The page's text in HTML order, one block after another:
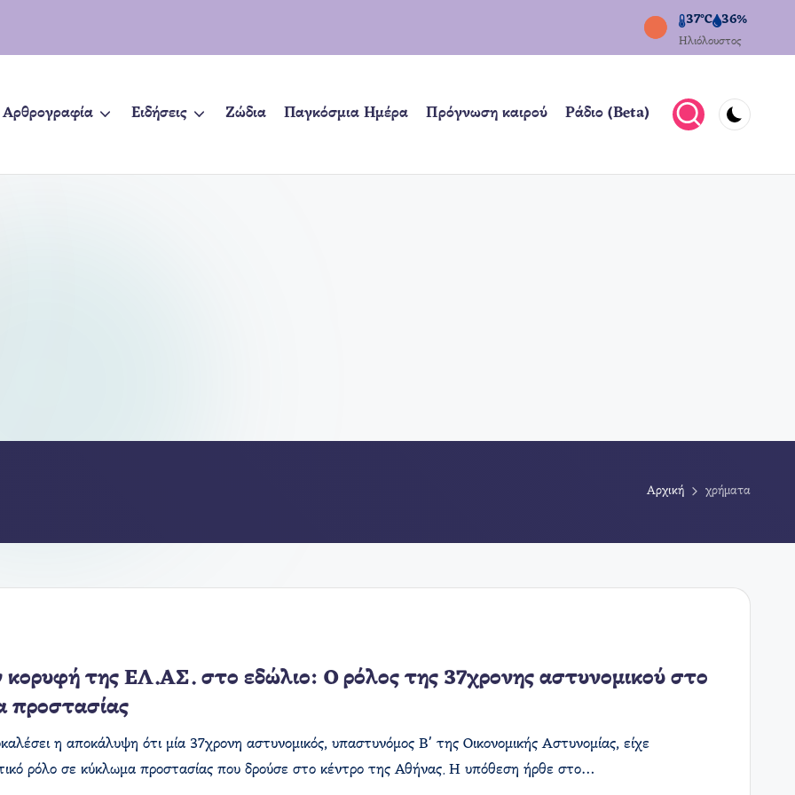
37°C 36%
Ηλιόλουστος
Αρθρογραφία Ειδήσεις Ζώδια Παγκόσμια Ημέρα Πρόγνωση καιρού Ράδιο (Beta)
Αρχική χρήματα
της ΕΛ.ΑΣ. στο εδώλιο: Ο ρόλος της 37χρονης αστυνομικού στο
προστασίας
η αποκάλυψη ότι μία 37χρονη αστυνομικός, υπαστυνόμος Β' της Οικονομικής Αστυνομίας, είχε
ρόλο σε κύκλωμα προστασίας που δρούσε στο κέντρο της Αθήνας. Η υπόθεση ήρθε στο…